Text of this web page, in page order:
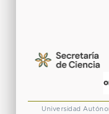
Universidad